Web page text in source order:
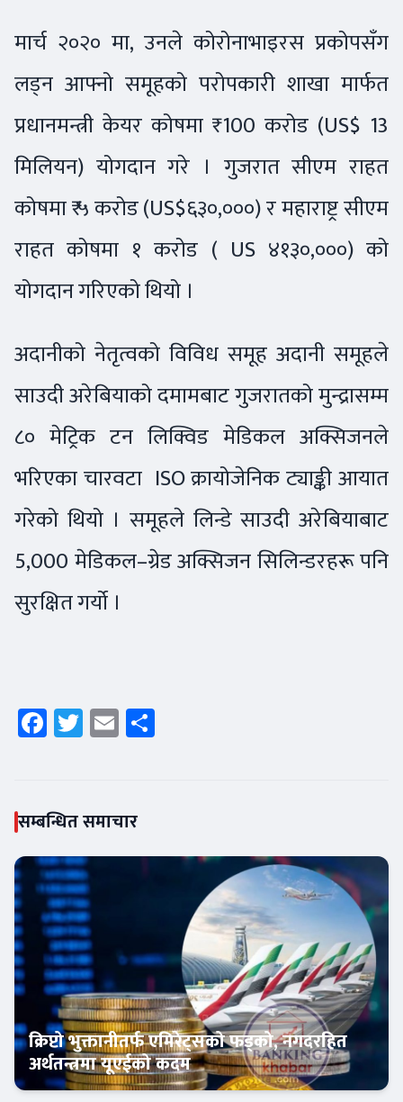
मार्च २०२० मा, उनले कोरोनाभाइरस प्रकोपसँग
लड्न आफ्नो समूहको परोपकारी शाखा मार्फत
प्रधानमन्त्री केयर कोषमा ₹ 100 करोड (US$ 13
मिलियन) योगदान गरे । गुजरात सीएम राहत
कोषमा ₹ ५ करोड (US$६३०,०००) र महाराष्ट्र सीएम
राहत कोषमा १ करोड ( US ४१३०,०००) को
योगदान गरिएको थियो ।
अदानीको नेतृत्वको विविध समूह अदानी समूहले
साउदी अरेबियाको दमामबाट गुजरातको मुन्द्रासम्म
८० मेट्रिक टन लिक्विड मेडिकल अक्सिजनले
भरिएका चारवटा ISO क्रायोजेनिक ट्याङ्की आयात
गरेको थियो । समूहले लिन्डे साउदी अरेबियाबाट
5,000 मेडिकल–ग्रेड अक्सिजन सिलिन्डरहरू पनि
सुरक्षित गर्यो ।
Facebook
Twitter
Email
सम्बन्धित समाचार
क्रिप्टो भुक्तानीतर्फ एमिरेट्सको फड्को, नगदरहित
अर्थतन्त्रमा यूएईको कदम